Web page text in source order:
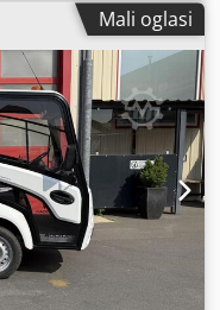
Mali oglasi